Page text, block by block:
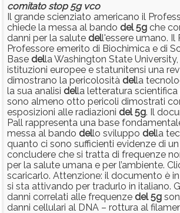
comitato stop 5g vco
Il grande scienziato americano il
chiede la messa al bando del 5g che
danni per la salute dell'essere umano. Il
Professore emerito di Biochimica e di
Base della Washington State
istituzioni europee e statunitensi una
dimostrano la pericolosità della
la sua analisi della letteratura
sono almeno otto pericoli dimostrati
esposizioni alle radiazioni del 5g. Il
Pall rappresenta una base
messa al bando dello sviluppo della
quanto ci sono sufficienti evidenze di
concludere che si tratta di frequenze
per la salute umana e per l’ambiente.
scaricarlo. Attenzione: il documento è
si sta attivando per tradurlo in italiano.
danni correlati alle frequenze del 5g
danni cellulari al DNA – rottura al